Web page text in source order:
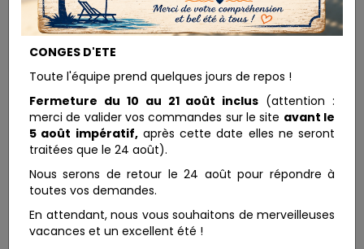
CONGES D'ETE
Toute l'équipe prend quelques jours de repos !
Fermeture du 10 au 21 août inclus (attention :
merci de valider vos commandes sur le site avant le
5 août impératif,après cette date elles ne seront
traitées que le 24 août).
Nous serons de retour le 24 août pour répondre à
toutes vos demandes.
En attendant, nous vous souhaitons de merveilleuses
vacances et un excellent été !